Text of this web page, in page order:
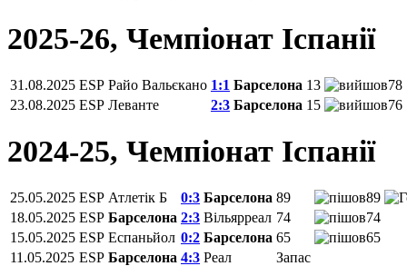
2025-26, Чемпiонат Іспанії
31.08.2025 ESP Райо Вальєкано 1:1 Барселона 13
78
23.08.2025 ESP Леванте 2:3 Барселона 15 76
2024-25, Чемпiонат Іспанії
25.05.2025 ESP Атлетік Б 0:3 Барселона 89
89
18.05.2025 ESP Барселона 2:3 Вільярреал 74
74
15.05.2025 ESP Еспаньйол 0:2 Барселона 65
65
11.05.2025 ESP Барселона 4:3 Реал Запас